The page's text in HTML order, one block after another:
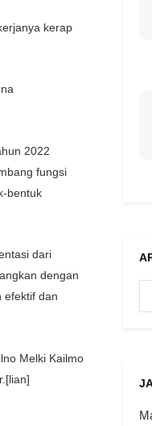
kerap
2022
fungsi
bentuk
dari
dengan
efektif dan
Melki Kailmo